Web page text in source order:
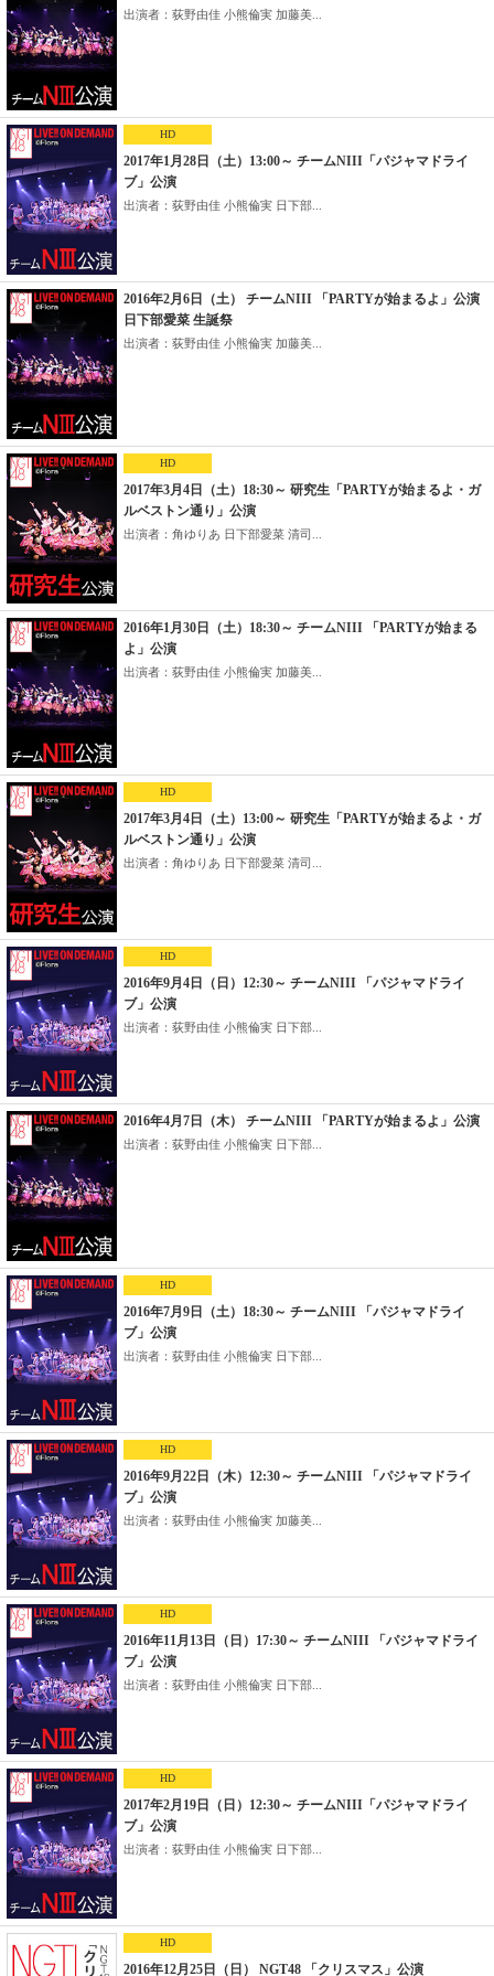
出演者：荻野由佳 小熊倫実 加藤美...
HD
2017年1月28日（土）13:00～ チームNIII「パジャマドライ
ブ」公演
出演者：荻野由佳 小熊倫実 日下部...
2016年2月6日（土） チームNIII 「PARTYが始まるよ」公演
日下部愛菜 生誕祭
出演者：荻野由佳 小熊倫実 加藤美...
HD
2017年3月4日（土）18:30～ 研究生「PARTYが始まるよ・ガ
ルベストン通り」公演
出演者：角ゆりあ 日下部愛菜 清司...
2016年1月30日（土）18:30～ チームNIII 「PARTYが始まる
よ」公演
出演者：荻野由佳 小熊倫実 加藤美...
HD
2017年3月4日（土）13:00～ 研究生「PARTYが始まるよ・ガ
ルベストン通り」公演
出演者：角ゆりあ 日下部愛菜 清司...
HD
2016年9月4日（日）12:30～ チームNIII 「パジャマドライ
ブ」公演
出演者：荻野由佳 小熊倫実 日下部...
2016年4月7日（木） チームNIII 「PARTYが始まるよ」公演
出演者：荻野由佳 小熊倫実 日下部...
HD
2016年7月9日（土）18:30～ チームNIII 「パジャマドライ
ブ」公演
出演者：荻野由佳 小熊倫実 日下部...
HD
2016年9月22日（木）12:30～ チームNIII 「パジャマドライ
ブ」公演
出演者：荻野由佳 小熊倫実 加藤美...
HD
2016年11月13日（日）17:30～ チームNIII 「パジャマドライ
ブ」公演
出演者：荻野由佳 小熊倫実 日下部...
HD
2017年2月19日（日）12:30～ チームNIII「パジャマドライ
ブ」公演
出演者：荻野由佳 小熊倫実 日下部...
HD
2016年12月25日（日） NGT48 「クリスマス」公演